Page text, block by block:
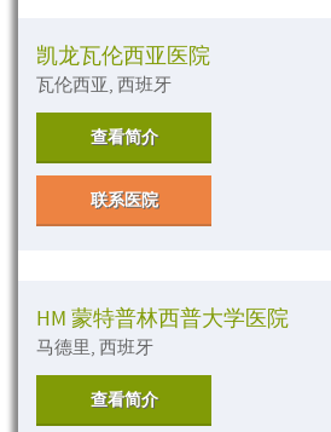
凯龙瓦伦西亚医院
瓦伦西亚, 西班牙
查看简介
联系医院
HM 蒙特普林西普大学医院
马德里, 西班牙
查看简介